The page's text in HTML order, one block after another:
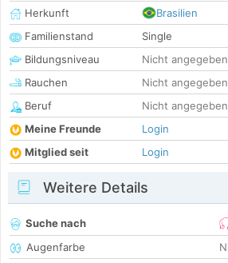
Herkunft
Brasilien
Familienstand
Single
Bildungsniveau
Nicht angegeben
Rauchen
Nicht angegeben
Beruf
Nicht angegeben
Meine Freunde
Login
Mitglied seit
Login
Weitere Details
Suche nach
Augenfarbe